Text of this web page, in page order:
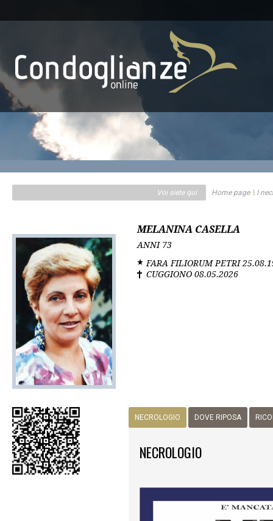
Voi siete qui Home page\ I
MELANINA CASELLA
ANNI 73
FARA FILIORUM PETRI
CUGGIONO 08.05.2026
NECROLOGIO DOVE RIPOSA
NECROLOGIO